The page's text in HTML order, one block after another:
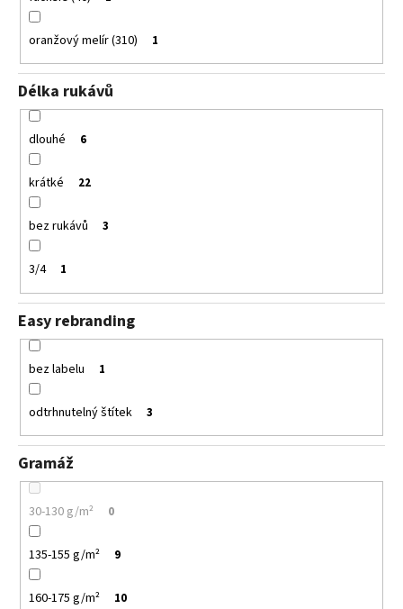
oranžový melír (310) 1
Délka rukávů
dlouhé 6
krátké 22
bez rukávů 3
3/4 1
Easy rebranding
bez labelu 1
odtrhnutelný štítek 3
Gramáž
30-130 g/m² 0
135-155 g/m² 9
160-175 g/m² 10